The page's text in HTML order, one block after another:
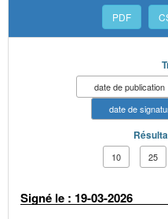
PDF
date de publication
date de
10 25
Signé le : 19-03-2026